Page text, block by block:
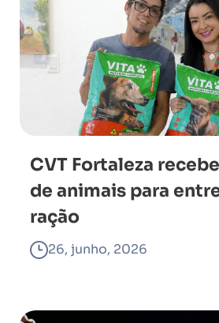
CVT Fortaleza
de animais para
ração
26, junho, 2026